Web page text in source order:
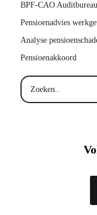
BPF-CAO Auditbureau
Pensioenadvies
Analyse
Pensioenakkoord